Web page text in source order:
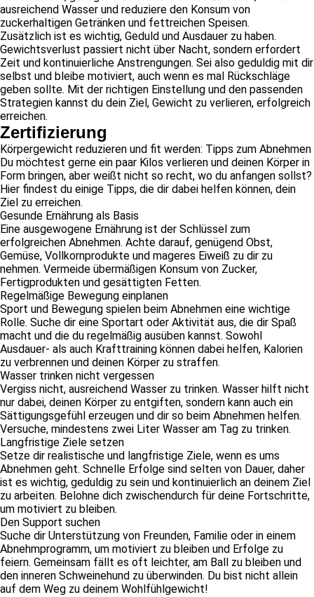
ausreichend Wasser und reduziere den Konsum von
zuckerhaltigen Getränken und fettreichen Speisen.
Zusätzlich ist es wichtig, Geduld und Ausdauer zu haben.
Gewichtsverlust passiert nicht über Nacht, sondern erfordert
Zeit und kontinuierliche Anstrengungen. Sei also geduldig mit dir
selbst und bleibe motiviert, auch wenn es mal Rückschläge
geben sollte. Mit der richtigen Einstellung und den passenden
Strategien kannst du dein Ziel, Gewicht zu verlieren, erfolgreich
erreichen.
Zertifizierung
Körpergewicht reduzieren und fit werden: Tipps zum Abnehmen
Du möchtest gerne ein paar Kilos verlieren und deinen Körper in
Form bringen, aber weißt nicht so recht, wo du anfangen sollst?
Hier findest du einige Tipps, die dir dabei helfen können, dein
Ziel zu erreichen.
Gesunde Ernährung als Basis
Eine ausgewogene Ernährung ist der Schlüssel zum
erfolgreichen Abnehmen. Achte darauf, genügend Obst,
Gemüse, Vollkornprodukte und mageres Eiweiß zu dir zu
nehmen. Vermeide übermäßigen Konsum von Zucker,
Fertigprodukten und gesättigten Fetten.
Regelmäßige Bewegung einplanen
Sport und Bewegung spielen beim Abnehmen eine wichtige
Rolle. Suche dir eine Sportart oder Aktivität aus, die dir Spaß
macht und die du regelmäßig ausüben kannst. Sowohl
Ausdauer- als auch Krafttraining können dabei helfen, Kalorien
zu verbrennen und deinen Körper zu straffen.
Wasser trinken nicht vergessen
Vergiss nicht, ausreichend Wasser zu trinken. Wasser hilft nicht
nur dabei, deinen Körper zu entgiften, sondern kann auch ein
Sättigungsgefühl erzeugen und dir so beim Abnehmen helfen.
Versuche, mindestens zwei Liter Wasser am Tag zu trinken.
Langfristige Ziele setzen
Setze dir realistische und langfristige Ziele, wenn es ums
Abnehmen geht. Schnelle Erfolge sind selten von Dauer, daher
ist es wichtig, geduldig zu sein und kontinuierlich an deinem Ziel
zu arbeiten. Belohne dich zwischendurch für deine Fortschritte,
um motiviert zu bleiben.
Den Support suchen
Suche dir Unterstützung von Freunden, Familie oder in einem
Abnehmprogramm, um motiviert zu bleiben und Erfolge zu
feiern. Gemeinsam fällt es oft leichter, am Ball zu bleiben und
den inneren Schweinehund zu überwinden. Du bist nicht allein
auf dem Weg zu deinem Wohlfühlgewicht!